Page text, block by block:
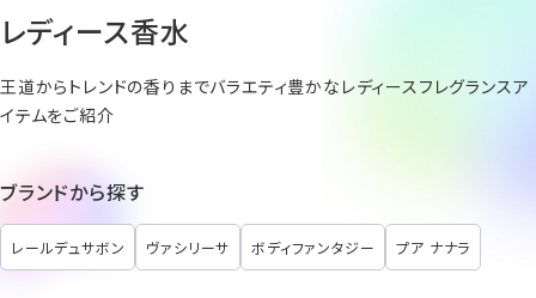
レディース香水
王道からトレンドの香りまでバラエティ豊かなレディースフレグランスア
イテムをご紹介
ブランドから探す
レールデュサボン ヴァシリーサ ボディファンタジー プア ナナラ